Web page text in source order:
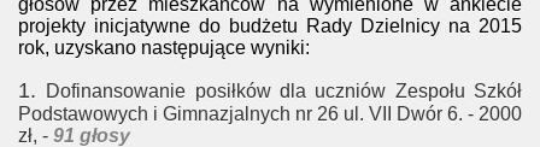
projekty inicjatywne do budżetu Rady Dzielnicy na 2015
rok, uzyskano następujące wyniki:
1.
Dofinansowanie posiłków dla uczniów Zespołu Szkół
Podstawowych i Gimnazjalnych nr 26 ul. VII Dwór 6. - 2000
zł, - 91 głosy